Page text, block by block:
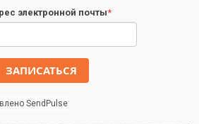
электронной почты*
ЗАПИСАТЬСЯ
SendPulse